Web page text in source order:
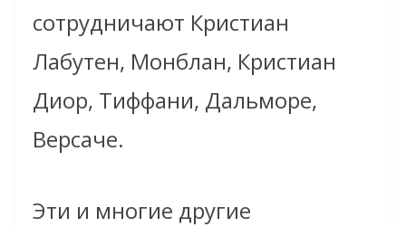
сотрудничают Кристиан
Лабутен, Монблан, Кристиан
Диор, Тиффани, Дальморе,
Версаче.
Эти и многие другие